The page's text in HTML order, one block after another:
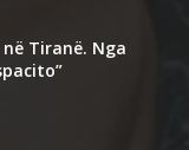
Tiranë. Nga